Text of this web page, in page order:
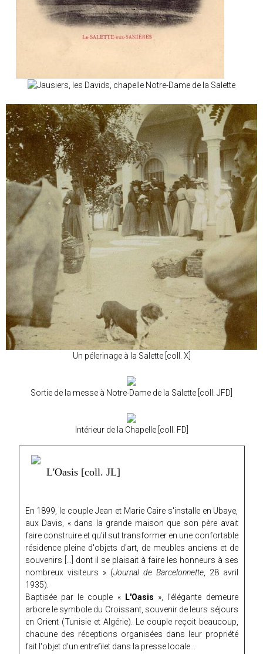
Un pélerinage à la Salette [coll. X]
Sortie de la messe à Notre-Dame de la Salette [coll. JFD]
Intérieur de la Chapelle [coll. FD]
L'Oasis [coll. JL]
En 1899, le couple Jean et Marie Caire s'installe en Ubaye,
aux Davis, « dans la grande maison que son père avait
faire construire et qu'il sut transformer en une confortable
résidence pleine d'objets d'art, de meubles anciens et de
souvenirs [...] dont il se plaisait à faire les honneurs à ses
nombreux visiteurs » (Journal de Barcelonnette, 28 avril
1935).
Baptisée par le couple « L'Oasis », l'élégante demeure
arbore le symbole du Croissant, souvenir de leurs séjours
en Orient (Tunisie et Algérie). Le couple reçoit beaucoup,
chacune des réceptions organisées dans leur propriété
fait l'objet d'un entrefilet dans la presse locale...